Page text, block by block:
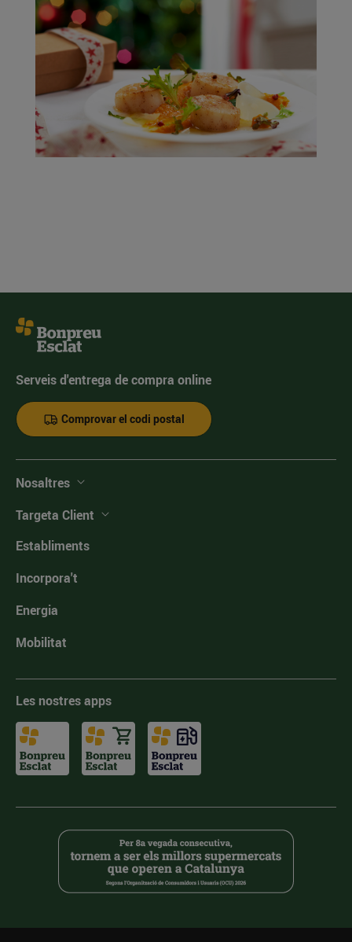
Serveis d'entrega de compra online
Comprovar el codi postal
Nosaltres
Targeta Client
Establiments
Incorpora't
Energia
Mobilitat
Les nostres apps